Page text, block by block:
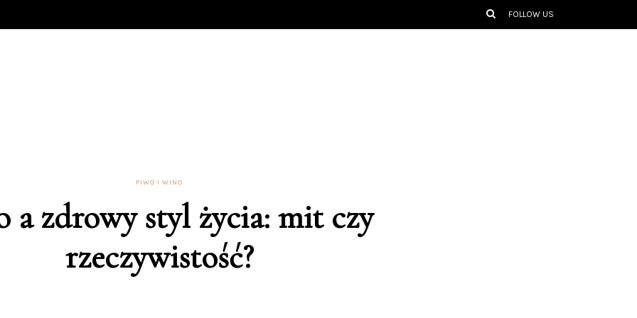
FOLLOW US
PIWO I WINO
a zdrowy styl życia: mit czy
rzeczywistość?